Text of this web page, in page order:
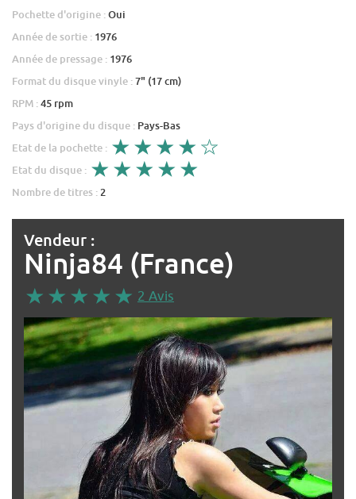
Pochette d'origine :Oui
Année de sortie : 1976
Année de pressage : 1976
Format du disque vinyle :7" (17 cm)
RPM :45 rpm
Pays d'origine du disque : Pays-Bas
Etat de la pochette :
Etat du disque :
Nombre de titres :2
Vendeur :
Ninja84 (France)
2 Avis